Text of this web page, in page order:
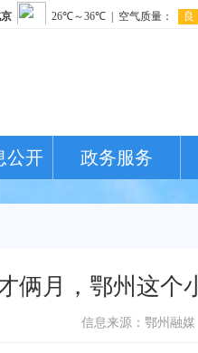
公开 政务服务
俩月，鄂州这个
信息来源：鄂州融媒